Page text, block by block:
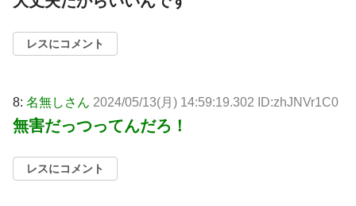
レスにコメント
8: 名無しさん 2024/05/13(月) 14:59:19.302 ID:zhJNVr1C0
無害だっつってんだろ！
レスにコメント